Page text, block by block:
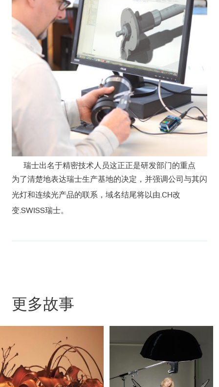
瑞士出名于精密技术人员这正正是研发部门的重点
为了清楚地表达瑞士生产基地的决定，并强调公司与其闪
光灯和连续光产品的联系，域名结尾将以由.CH改
变.SWISS瑞士。
更多故事